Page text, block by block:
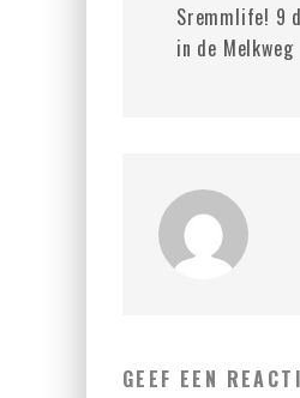
Sremmlife! 9
in de Melkweg
GEEF EEN